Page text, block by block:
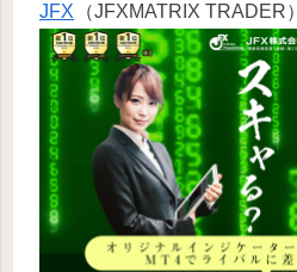
JFX
（JFXMATRIX TRADER）